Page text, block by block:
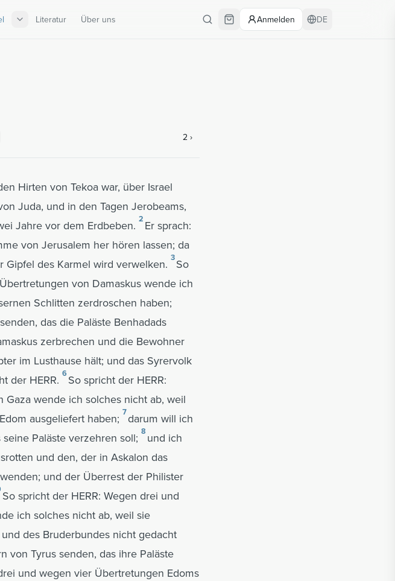
Literatur Über uns Anmelden DE
2 ›
Hirten von Tekoa war, über Israel
Juda, und in den Tagen Jerobeams,
Jahre vor dem Erdbeben. 2 Er sprach:
von Jerusalem her hören lassen; da
des Karmel wird verwelken. 3So
von Damaskus wende ich
Schlitten zerdroschen haben;
das die Paläste Benhadads
zerbrechen und die Bewohner
im Lusthause hält; und das Syrervolk
der HERR. 6So spricht der HERR:
wende ich solches nicht ab, weil
ausgeliefert haben; 7darum will ich
Paläste verzehren soll; 8 und ich
und den, der in Askalon das
und der Überrest der Philister
So spricht der HERR: Wegen drei und
ich solches nicht ab, weil sie
des Bruderbundes nicht gedacht
von Tyrus senden, das ihre Paläste
und wegen vier Übertretungen Edoms